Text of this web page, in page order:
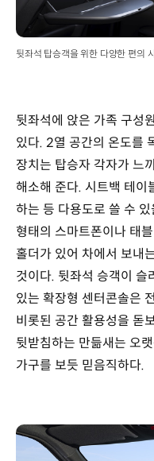
뒷좌석 탑승객을 위한 다양한 편의
뒷좌석에 앉은 가족 구성
있다. 2열 공간의 온도를
장치는 탑승자 각자가 느
해소해 준다. 시트백 테이
하는 등 다용도로 쓸 수
형태의 스마트폰이나 태
홀더가 있어 차에서 보내
것이다. 뒷좌석 승객이 슬
있는 확장형 센터콘솔은
비롯된 공간 활용성을 돋
뒷받침하는 만듦새는 오
가구를 보듯 믿음직하다.